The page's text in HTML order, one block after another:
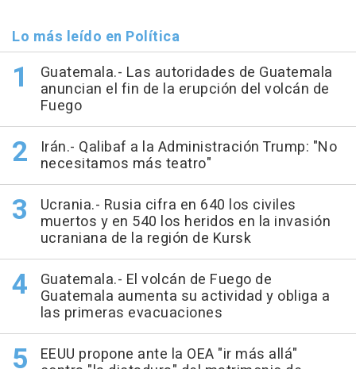
Lo más leído en Política
Guatemala.- Las autoridades de Guatemala
anuncian el fin de la erupción del volcán de
Fuego
Irán.- Qalibaf a la Administración Trump: "No
necesitamos más teatro"
Ucrania.- Rusia cifra en 640 los civiles
muertos y en 540 los heridos en la invasión
ucraniana de la región de Kursk
Guatemala.- El volcán de Fuego de
Guatemala aumenta su actividad y obliga a
las primeras evacuaciones
EEUU propone ante la OEA "ir más allá"